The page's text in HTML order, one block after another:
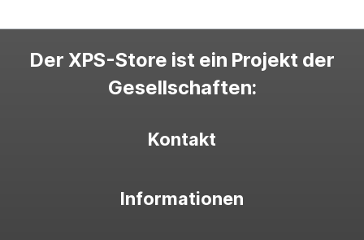
Der XPS-Store ist ein Projekt der
Gesellschaften:
Kontakt
Informationen